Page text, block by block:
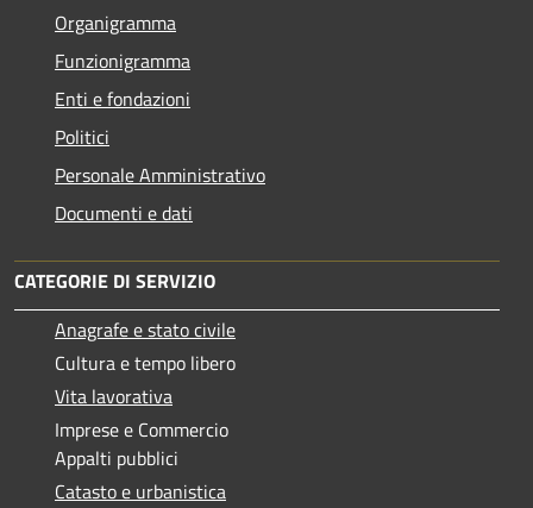
Organigramma
Funzionigramma
Enti e fondazioni
Politici
Personale Amministrativo
Documenti e dati
CATEGORIE DI SERVIZIO
Anagrafe e stato civile
Cultura e tempo libero
Vita lavorativa
Imprese e Commercio
Appalti pubblici
Catasto e urbanistica